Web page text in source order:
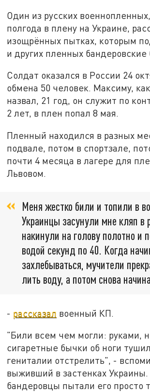
Один из русских
полгода в плену на Украине,
изощрённых пытках, которым
и других пленных бандеровские
Солдат оказался в России 24
обмена 50 человек. Максиму,
назвал, 21 год, он служит по
2 лет, в плен попал 8 мая.
Пленный находился в разных
подвале, потом в спортзале,
почти 4 месяца в лагере для
Львовом.
Меня жестко били и топили в
Украинцы засунули мне кляп в
накинули на голову полотно и
водой секунд по 40. Когда
захлебываться, мучители
лить воду, а потом снова
- рассказал военный КП.
"Били всем чем могли: руками,
сигаретные бычки об ноги
гениталии отстрелить", -
выживший в застенках
бандеровцы пытали его просто